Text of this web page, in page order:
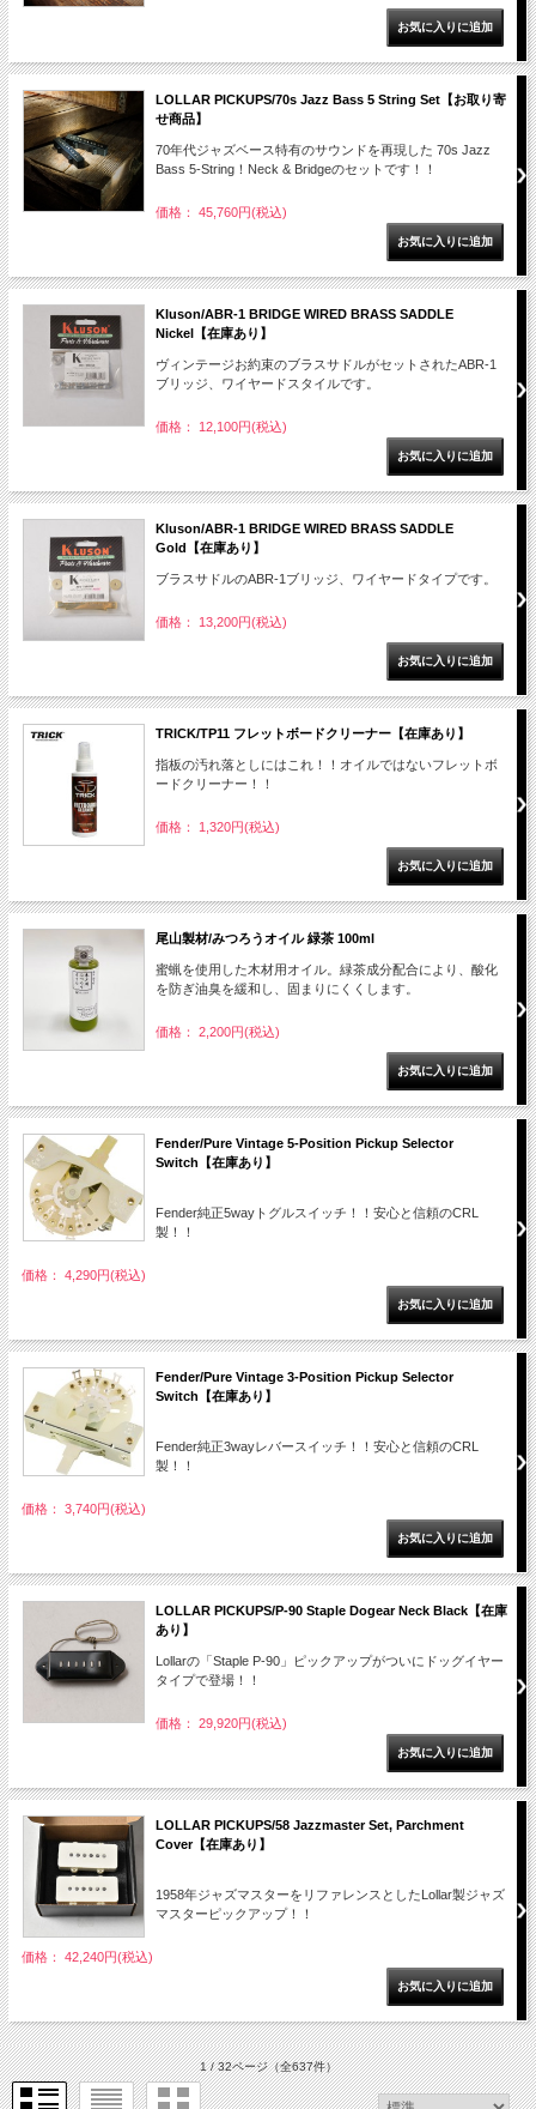
LOLLAR PICKUPS/70s Jazz Bass 5 String Set【お取り寄
せ商品】
70年代ジャズベース特有のサウンドを再現した 70s Jazz
Bass 5-String！Neck & Bridgeのセットです！！
価格： 45,760円(税込)
Kluson/ABR-1 BRIDGE WIRED BRASS SADDLE
Nickel【在庫あり】
ヴィンテージお約束のブラスサドルがセットされたABR-1
ブリッジ、ワイヤードスタイルです。
価格： 12,100円(税込)
Kluson/ABR-1 BRIDGE WIRED BRASS SADDLE
Gold【在庫あり】
ブラスサドルのABR-1ブリッジ、ワイヤードタイプです。
価格： 13,200円(税込)
TRICK/TP11 フレットボードクリーナー【在庫あり】
指板の汚れ落としにはこれ！！オイルではないフレットボ
ードクリーナー！！
価格： 1,320円(税込)
尾山製材/みつろうオイル 緑茶 100ml
蜜蝋を使用した木材用オイル。緑茶成分配合により、酸化
を防ぎ油臭を緩和し、固まりにくくします。
価格： 2,200円(税込)
Fender/Pure Vintage 5-Position Pickup Selector
Switch【在庫あり】
Fender純正5wayトグルスイッチ！！安心と信頼のCRL
製！！
価格： 4,290円(税込)
Fender/Pure Vintage 3-Position Pickup Selector
Switch【在庫あり】
Fender純正3wayレバースイッチ！！安心と信頼のCRL
製！！
価格： 3,740円(税込)
LOLLAR PICKUPS/P-90 Staple Dogear Neck Black【在庫
あり】
Lollarの「Staple P-90」ピックアップがついにドッグイヤー
タイプで登場！！
価格： 29,920円(税込)
LOLLAR PICKUPS/58 Jazzmaster Set, Parchment
Cover【在庫あり】
1958年ジャズマスターをリファレンスとしたLollar製ジャズ
マスターピックアップ！！
価格： 42,240円(税込)
1 / 32ページ（全637件）